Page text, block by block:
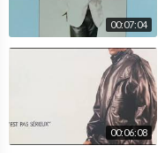
00:07:04
00:06:08